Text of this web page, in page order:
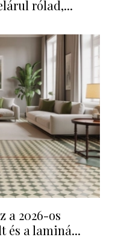
rólad,...
a 2026-os
és a laminá...